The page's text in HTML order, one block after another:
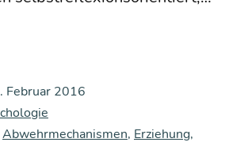
Februar 2016
Abwehrmechanismen, Erziehung,